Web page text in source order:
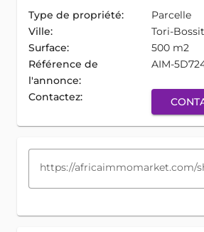
Type de propriété: Parcelle
Ville:
Tori-
Surface:
500 m2
Référence de
l'annonce:
AIM-
Contactez: